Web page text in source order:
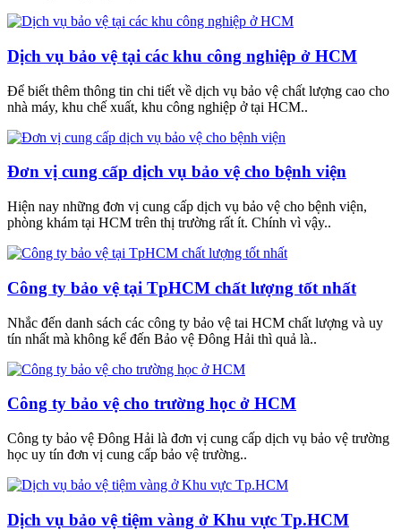
Dịch vụ bảo vệ tại các khu công nghiệp ở HCM
Để biết thêm thông tin chi tiết về dịch vụ bảo vệ chất lượng cao cho
nhà máy, khu chế xuất, khu công nghiệp ở tại HCM..
Đơn vị cung cấp dịch vụ bảo vệ cho bệnh viện
Hiện nay những đơn vị cung cấp dịch vụ bảo vệ cho bệnh viện,
phòng khám tại HCM trên thị trường rất ít. Chính vì vậy..
Công ty bảo vệ tại TpHCM chất lượng tốt nhất
Nhắc đến danh sách các công ty bảo vệ tai HCM chất lượng và uy
tín nhất mà không kể đến Bảo vệ Đông Hải thì quả là..
Công ty bảo vệ cho trường học ở HCM
Công ty bảo vệ Đông Hải là đơn vị cung cấp dịch vụ bảo vệ trường
học uy tín đơn vị cung cấp bảo vệ trường..
Dịch vụ bảo vệ tiệm vàng ở Khu vực Tp.HCM